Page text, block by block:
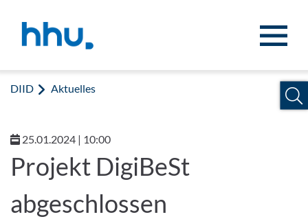
DIID Aktuelles
25.01.2024 | 10:00
Projekt DigiBeSt
abgeschlossen